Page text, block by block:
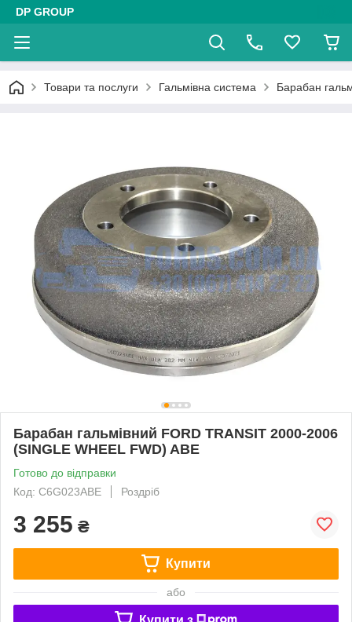
DP GROUP
Товари та послуги Гальмівна система Барабан
Барабан гальмівний FORD TRANSIT 2000-2006
(SINGLE WHEEL FWD) ABE
Готово до відправки
Код: C6G023ABE
Роздріб
3 255 ₴
Купити
або